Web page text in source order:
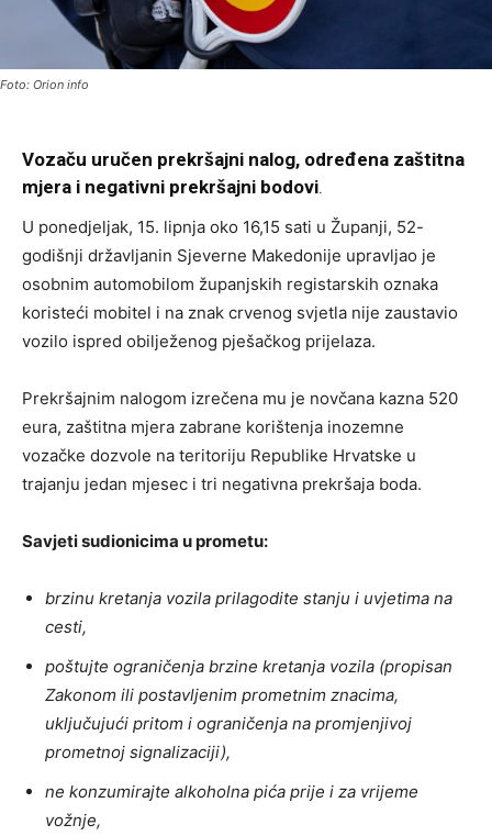
Foto: Orion info
Vozaču uručen prekršajni nalog, određena zaštitna
mjera i negativni prekršajni bodovi.
U ponedjeljak, 15. lipnja oko 16,15 sati u Županji, 52-
godišnji državljanin Sjeverne Makedonije upravljao je
osobnim automobilom županjskih registarskih oznaka
koristeći mobitel i na znak crvenog svjetla nije zaustavio
vozilo ispred obilježenog pješačkog prijelaza.
Prekršajnim nalogom izrečena mu je novčana kazna 520
eura, zaštitna mjera zabrane korištenja inozemne
vozačke dozvole na teritoriju Republike Hrvatske u
trajanju jedan mjesec i tri negativna prekršaja boda.
Savjeti sudionicima u prometu:
brzinu kretanja vozila prilagodite stanju i uvjetima na
cesti,
poštujte ograničenja brzine kretanja vozila (propisan
Zakonom ili postavljenim prometnim znacima,
uključujući pritom i ograničenja na promjenjivoj
prometnoj signalizaciji),
ne konzumirajte alkoholna pića prije i za vrijeme
vožnje,